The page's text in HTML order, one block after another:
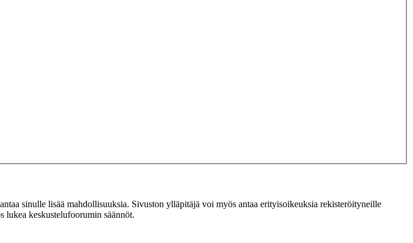
sinulle lisää mahdollisuuksia. Sivuston ylläpitäjä voi myös antaa erityisoikeuksia rekisteröityneille
keskustelufoorumin säännöt.